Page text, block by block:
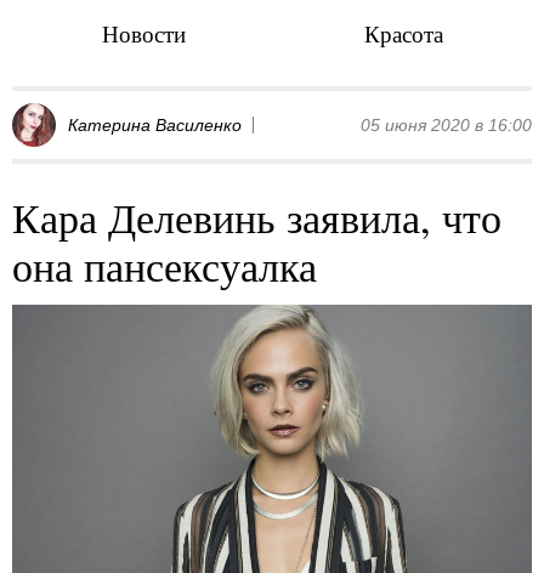
Новости Красота
Катерина Василенко 05 июня 2020 в 16:00
Кара Делевинь заявила, что
она пансексуалка